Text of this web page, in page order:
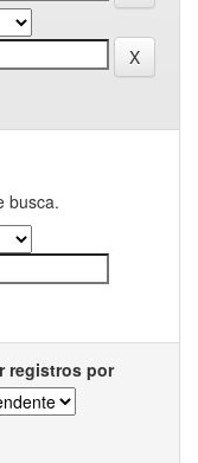
busca.
registros por